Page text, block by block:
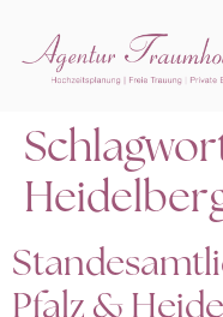
Pfalz &